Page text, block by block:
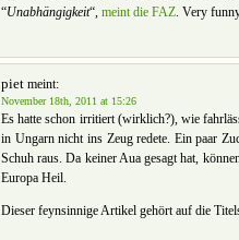
“Unabhängigkeit“, meint die FAZ. Very
piet meint:
November 18th, 2011 at 15:26
Es hatte schon irritiert (wirklich?), wie
in Ungarn nicht ins Zeug redete. Ein paar
Schuh raus. Da keiner Aua gesagt hat,
Europa Heil.
Dieser feynsinnige Artikel gehört auf die